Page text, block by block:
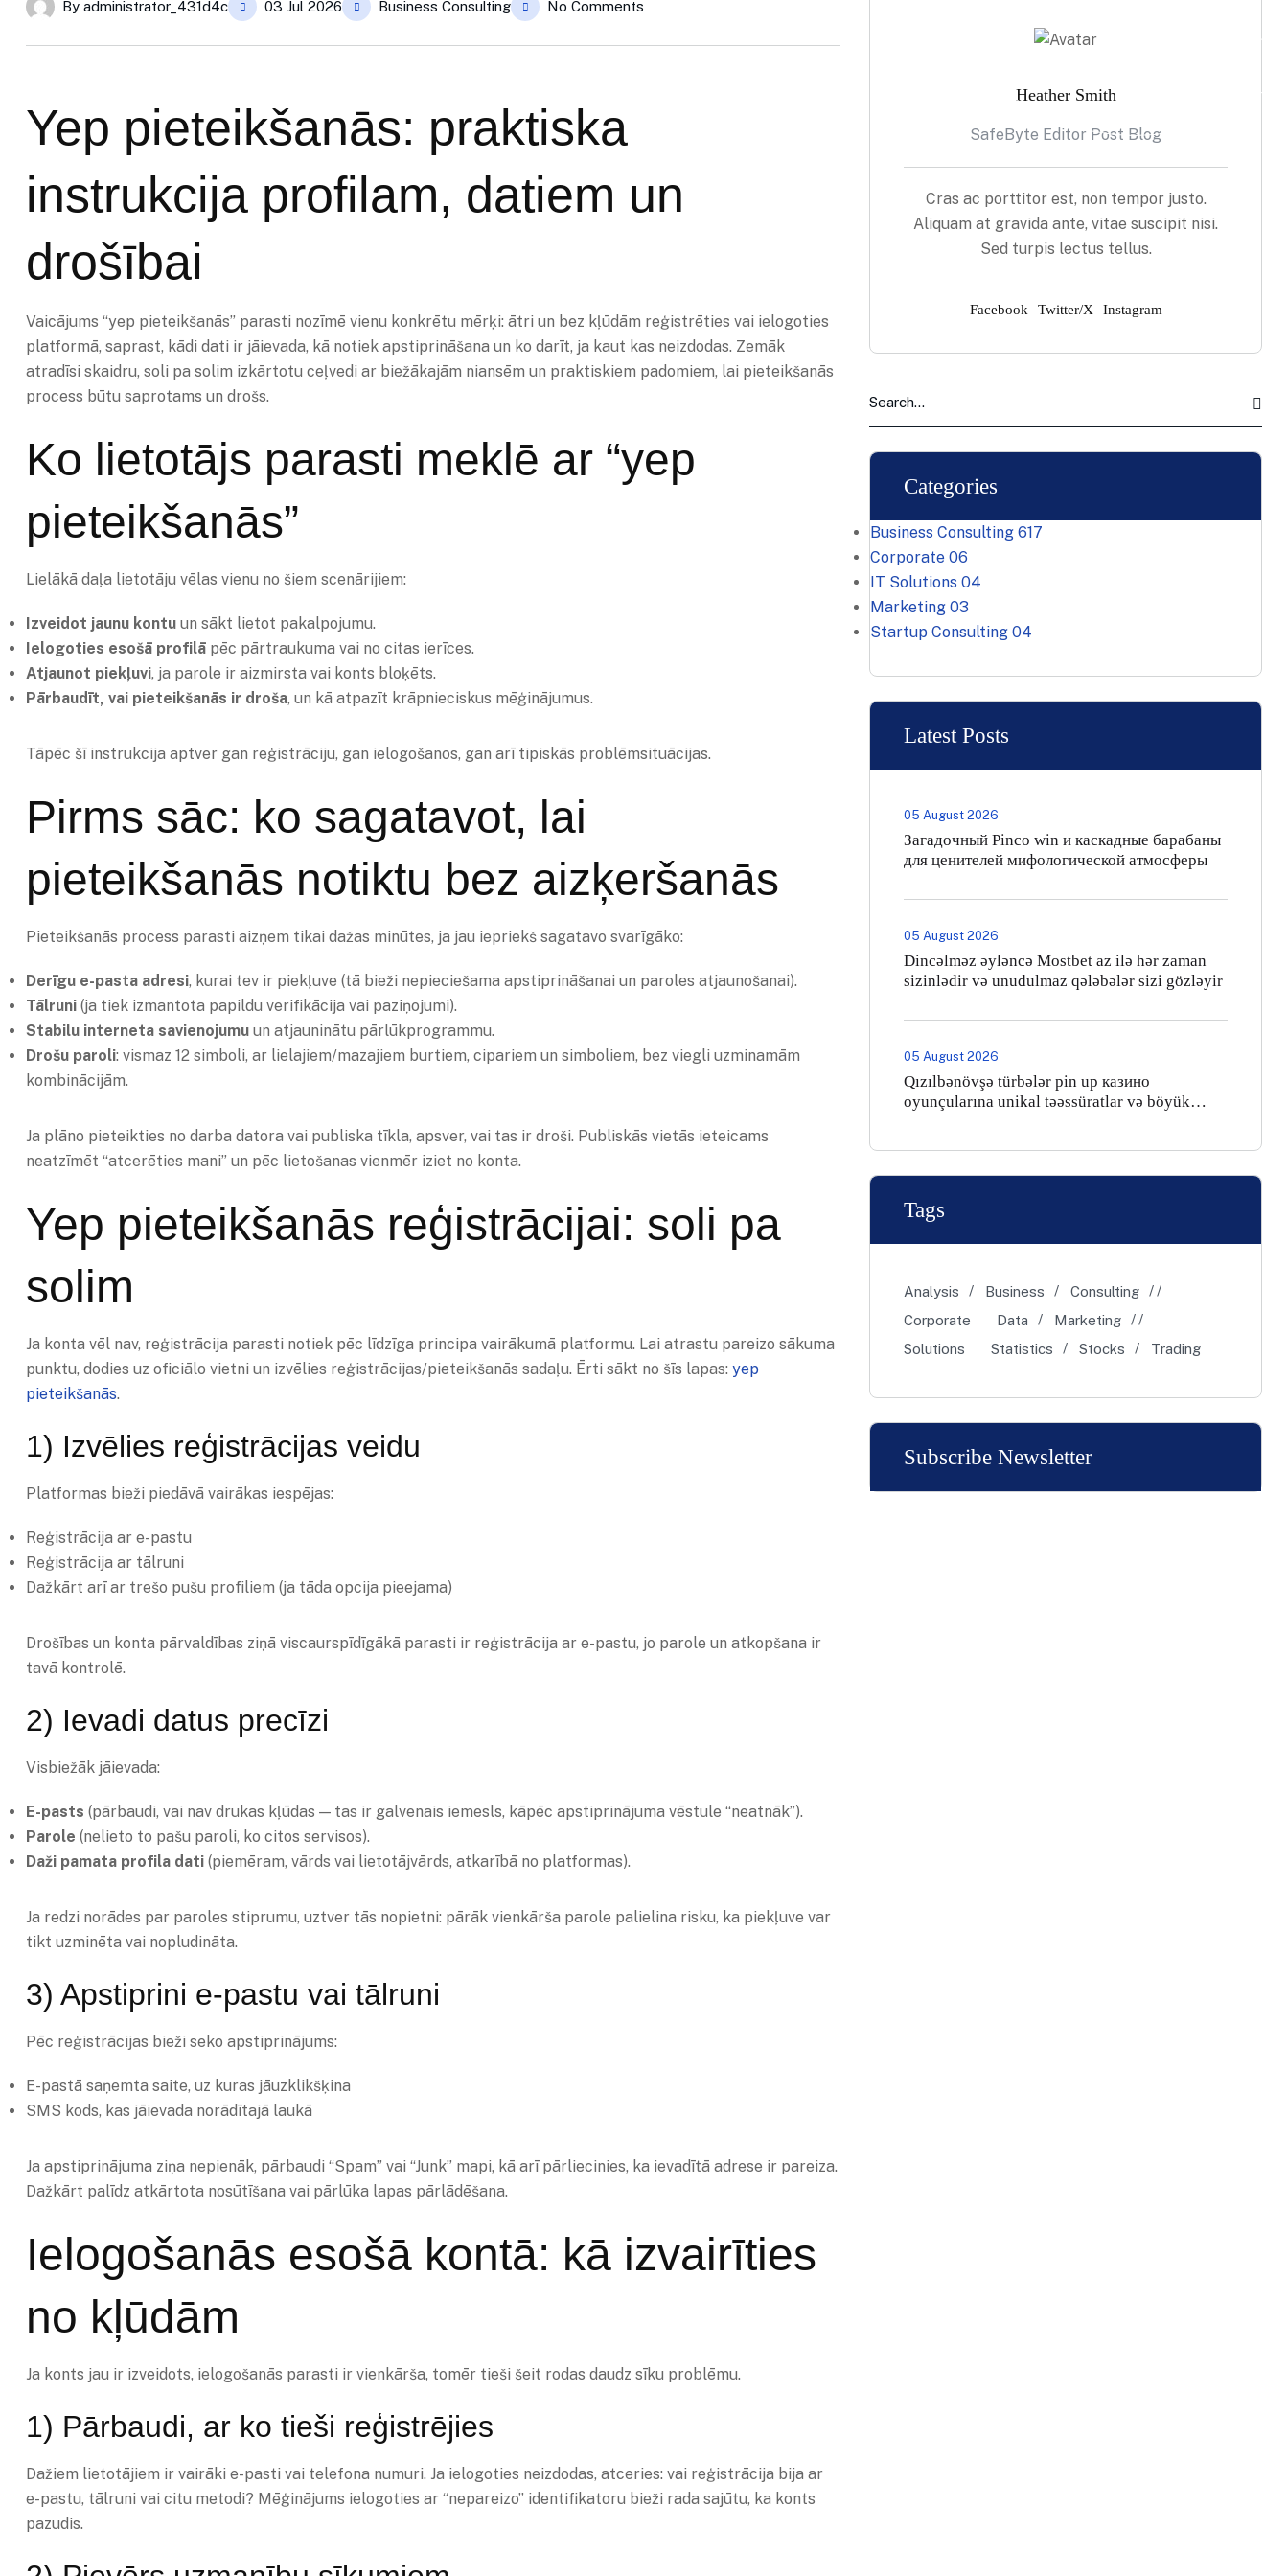
By administrator_431d4c 03 Jul 2026 Business Consulting No Comments
Yep pieteikšanās: praktiska
instrukcija profilam, datiem un
drošībai
Vaicājums “yep pieteikšanās” parasti nozīmē vienu konkrētu mērķi: ātri un bez kļūdām reģistrēties vai ielogoties
platformā, saprast, kādi dati ir jāievada, kā notiek apstiprināšana un ko darīt, ja kaut kas neizdodas. Zemāk
atradīsi skaidru, soli pa solim izkārtotu ceļvedi ar biežākajām niansēm un praktiskiem padomiem, lai pieteikšanās
process būtu saprotams un drošs.
Ko lietotājs parasti meklē ar “yep
pieteikšanās”
Lielākā daļa lietotāju vēlas vienu no šiem scenārijiem:
Izveidot jaunu kontu un sākt lietot pakalpojumu.
Ielogoties esošā profilā pēc pārtraukuma vai no citas ierīces.
Atjaunot piekļuvi, ja parole ir aizmirsta vai konts bloķēts.
Pārbaudīt, vai pieteikšanās ir droša, un kā atpazīt krāpnieciskus mēģinājumus.
Tāpēc šī instrukcija aptver gan reģistrāciju, gan ielogošanos, gan arī tipiskās problēmsituācijas.
Pirms sāc: ko sagatavot, lai
pieteikšanās notiktu bez aizķeršanās
Pieteikšanās process parasti aizņem tikai dažas minūtes, ja jau iepriekš sagatavo svarīgāko:
Derīgu e-pasta adresi, kurai tev ir piekļuve (tā bieži nepieciešama apstiprināšanai un paroles atjaunošanai).
Tālruni (ja tiek izmantota papildu verifikācija vai paziņojumi).
Stabilu interneta savienojumu un atjauninātu pārlūkprogrammu.
Drošu paroli: vismaz 12 simboli, ar lielajiem/mazajiem burtiem, cipariem un simboliem, bez viegli uzminamām
kombinācijām.
Ja plāno pieteikties no darba datora vai publiska tīkla, apsver, vai tas ir droši. Publiskās vietās ieteicams
neatzīmēt “atcerēties mani” un pēc lietošanas vienmēr iziet no konta.
Yep pieteikšanās reģistrācijai: soli pa
solim
Ja konta vēl nav, reģistrācija parasti notiek pēc līdzīga principa vairākumā platformu. Lai atrastu pareizo sākuma
punktu, dodies uz oficiālo vietni un izvēlies reģistrācijas/pieteikšanās sadaļu. Ērti sākt no šīs lapas: yep
pieteikšanās.
1) Izvēlies reģistrācijas veidu
Platformas bieži piedāvā vairākas iespējas:
Reģistrācija ar e-pastu
Reģistrācija ar tālruni
Dažkārt arī ar trešo pušu profiliem (ja tāda opcija pieejama)
Drošības un konta pārvaldības ziņā viscaurspīdīgākā parasti ir reģistrācija ar e-pastu, jo parole un atkopšana ir
tavā kontrolē.
2) Ievadi datus precīzi
Visbiežāk jāievada:
E-pasts (pārbaudi, vai nav drukas kļūdas — tas ir galvenais iemesls, kāpēc apstiprinājuma vēstule “neatnāk”).
Parole (nelieto to pašu paroli, ko citos servisos).
Daži pamata profila dati (piemēram, vārds vai lietotājvārds, atkarībā no platformas).
Ja redzi norādes par paroles stiprumu, uztver tās nopietni: pārāk vienkārša parole palielina risku, ka piekļuve var
tikt uzminēta vai nopludināta.
3) Apstiprini e-pastu vai tālruni
Pēc reģistrācijas bieži seko apstiprinājums:
E-pastā saņemta saite, uz kuras jāuzklikšķina
SMS kods, kas jāievada norādītajā laukā
Ja apstiprinājuma ziņa nepienāk, pārbaudi “Spam” vai “Junk” mapi, kā arī pārliecinies, ka ievadītā adrese ir pareiza.
Dažkārt palīdz atkārtota nosūtīšana vai pārlūka lapas pārlādēšana.
Ielogošanās esošā kontā: kā izvairīties
no kļūdām
Ja konts jau ir izveidots, ielogošanās parasti ir vienkārša, tomēr tieši šeit rodas daudz sīku problēmu.
1) Pārbaudi, ar ko tieši reģistrējies
Dažiem lietotājiem ir vairāki e-pasti vai telefona numuri. Ja ielogoties neizdodas, atceries: vai reģistrācija bija ar
e-pastu, tālruni vai citu metodi? Mēģinājums ielogoties ar “nepareizo” identifikatoru bieži rada sajūtu, ka konts
pazudis.
Heather Smith
SafeByte Editor Post Blog
Cras ac porttitor est, non tempor justo.
Aliquam at gravida ante, vitae suscipit nisi.
Sed turpis lectus tellus.
Facebook Twitter/X Instagram
Categories
Business Consulting 617
Corporate 06
IT Solutions 04
Marketing 03
Startup Consulting 04
Latest Posts
05 August 2026
Загадочный Pinco win и каскадные барабаны
для ценителей мифологической атмосферы
05 August 2026
Dincəlməz əyləncə Mostbet az ilə hər zaman
sizinlədir və unudulmaz qələbələr sizi gözləyir
05 August 2026
Qızılbənövşə türbələr pin up казино
oyunçularına unikal təəssüratlar və böyük
Tags
Analysis Business
Consulting
Corporate
Data
Marketing
Solutions
Statistics Stocks Trading
Subscribe Newsletter